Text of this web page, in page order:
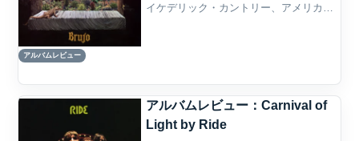
アルバムレビュー
イケデリック・カントリー、アメリカー
アルバムレビュー：Carnival of
Light by Ride